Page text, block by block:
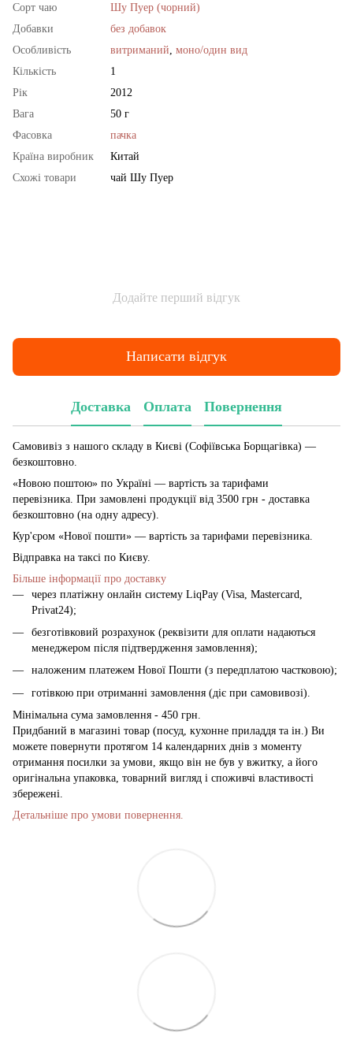
Сорт чаю
Шу Пуер (чорний)
Добавки
без добавок
Особливість
витриманий моно/один вид
Кількість
1
Рік
2012
Вага
50 г
Фасовка
пачка
Країна виробник
Китай
Схожі товари
чай Шу Пуер
Додайте перший відгук
Написати відгук
Доставка Оплата Повернення
Самовивіз з нашого складу в Києві (Софіївська Борщагівка) —
безкоштовно.
«Новою поштою» по Україні — вартість за тарифами
перевізника. При замовлені продукції від 3500 грн - доставка
безкоштовно (на одну адресу).
Кур'єром «Нової пошти» — вартість за тарифами перевізника.
Відправка на таксі по Києву.
Більше інформації про доставку
через платіжну онлайн систему LiqPay (Visa, Mastercard,
Privat24);
безготівковий розрахунок (реквізити для оплати надаються
менеджером після підтвердження замовлення);
наложеним платежем Нової Пошти (з передплатою частковою);
готівкою при отриманні замовлення (діє при самовивозі).
Мінімальна сума замовлення - 450 грн.
Придбаний в магазині товар (посуд, кухонне приладдя та ін.) Ви
можете повернути протягом 14 календарних днів з моменту
отримання посилки за умови, якщо він не був у вжитку, а його
оригінальна упаковка, товарний вигляд і споживчі властивості
збережені.
Детальніше про умови повернення.